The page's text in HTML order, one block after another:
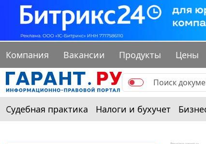
Компания Вакансии Продукты Цены
Судебная практика Налоги и бухучет